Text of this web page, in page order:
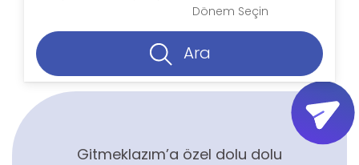
Dönem Seçin
Ara
Gitmeklazım’a özel dolu dolu